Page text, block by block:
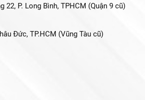
P. Long Bình, TPHCM (Quận 9 cũ)
Đức, TP.HCM (Vũng Tàu cũ)